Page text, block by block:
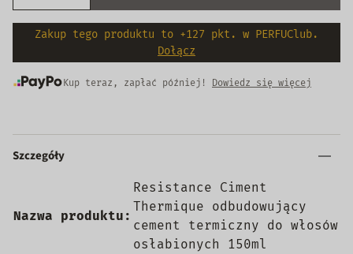
Zakup tego produktu to +127 pkt. w PERFUClub.
Dołącz
Kup teraz, zapłać później! Dowiedz się więcej
Szczegóły
Nazwa produktu:
Resistance Ciment
Thermique odbudowujący
cement termiczny do włosów
osłabionych 150ml